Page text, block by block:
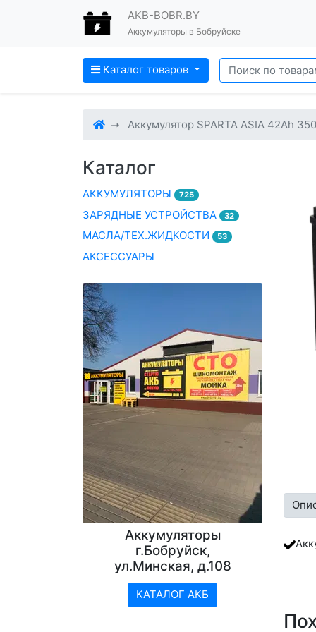
AKB-BOBR.BY
Аккумуляторы в Бобруйске
Каталог товаров
Аккумулятор SPARTA ASIA 42Ah
Каталог
АККУМУЛЯТОРЫ 725
ЗАРЯДНЫЕ УСТРОЙСТВА 32
МАСЛА/ТЕХ.ЖИДКОСТИ 53
АКСЕССУАРЫ
Аккумуляторы
г.Бобруйск,
ул.Минская, д.108
КАТАЛОГ АКБ